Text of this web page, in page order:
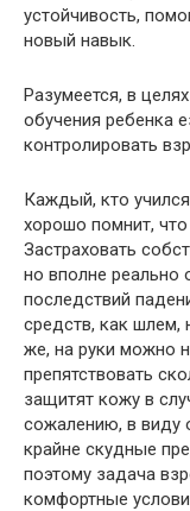
устойчивость,
новый навык.
Разумеется, в
обучения ребенка
контролировать
Каждый, кто
хорошо помнит,
Застраховать
но вполне реально
последствий
средств, как шлем,
же, на руки можно
препятствовать
защитят кожу в
сожалению, в виду
крайне скудные
поэтому задача
комфортные